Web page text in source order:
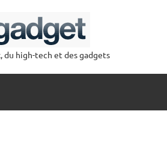
high-tech et des gadgets